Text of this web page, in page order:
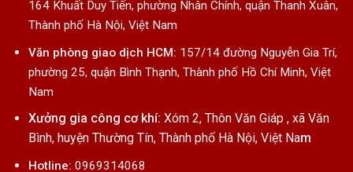
164 Khuất Duy Tiến, phường Nhân Chính, quận Thanh Xuân,
Thành phố Hà Nội, Việt Nam
Văn phòng giao dịch HCM: 157/14 đường Nguyễn Gia Trí,
phường 25, quận Bình Thạnh, Thành phố Hồ Chí Minh, Việt
Nam
Xưởng gia công cơ khí: Xóm 2, Thôn Văn Giáp , xã Văn
Bình, huyện Thường Tín, Thành phố Hà Nội, Việt Nam
Hotline: 0969314068